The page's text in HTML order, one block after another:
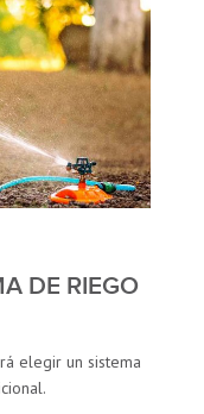
DE RIEGO
elegir un sistema